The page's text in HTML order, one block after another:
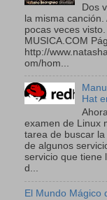
Dos
la misma canción.
pocas veces
MUSICA.COM
http://
om/hom...
Hat
examen de Linux
tarea de buscar
de algunos
servicio que tiene
d...
El Mundo Mágico